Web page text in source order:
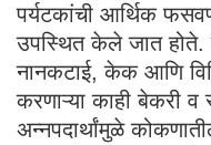
पर्यटकांची आर्थिक
उपस्थित केले जात होते.
नानकटाई, केक आणि
करणाऱ्या काही बेकरी व
अन्नपदार्थांमुळे